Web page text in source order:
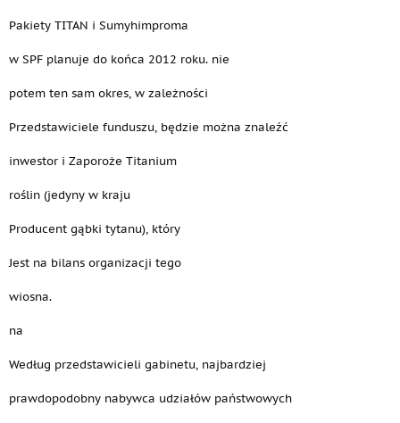
Pakiety TITAN i Sumyhimproma
w SPF planuje do końca 2012 roku. nie
potem ten sam okres, w zależności
Przedstawiciele funduszu, będzie można znaleźć
inwestor i Zaporoże Titanium
roślin (jedyny w kraju
Producent gąbki tytanu), który
Jest na bilans organizacji tego
wiosna.
na
Według przedstawicieli gabinetu, najbardziej
prawdopodobny nabywca udziałów państwowych